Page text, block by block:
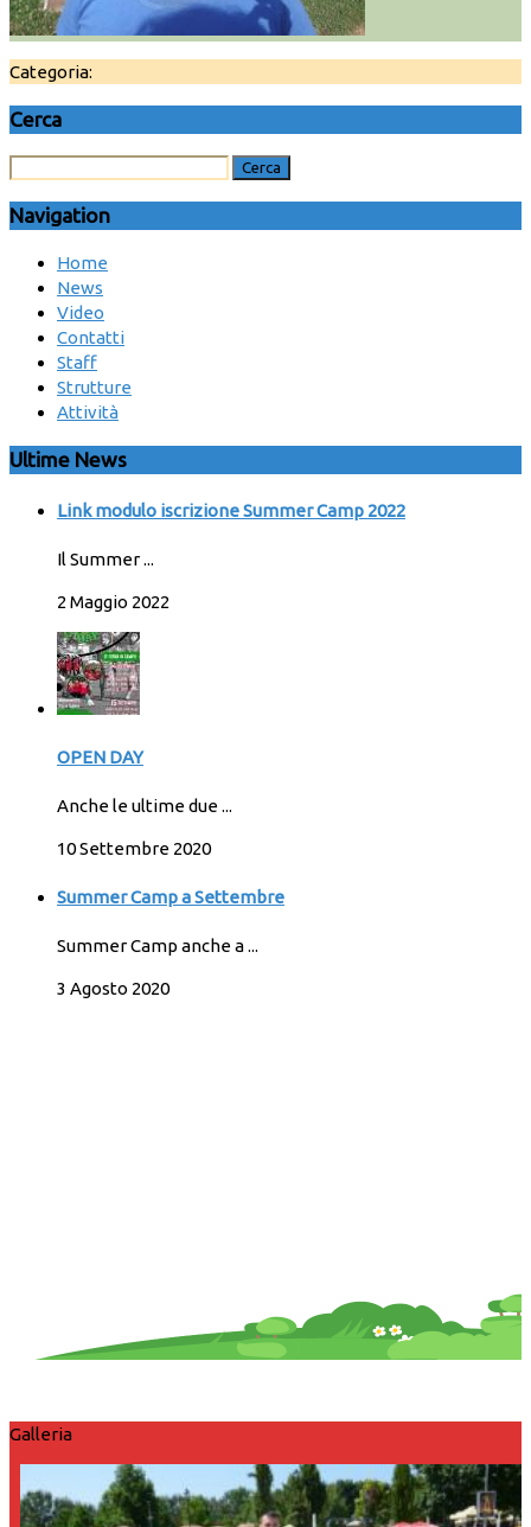
Categoria:
Cerca
Navigation
Home
News
Video
Contatti
Staff
Strutture
Attività
Ultime News
Link modulo iscrizione Summer Camp 2022
Il Summer ...
2 Maggio 2022
OPEN DAY
Anche le ultime due ...
10 Settembre 2020
Summer Camp a Settembre
Summer Camp anche a ...
3 Agosto 2020
Galleria